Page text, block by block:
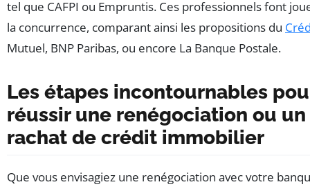
tel que CAFPI ou Empruntis. Ces professionnels font
la concurrence, comparant ainsi les propositions du
Mutuel, BNP Paribas, ou encore La Banque Postale.
Les étapes incontournables
réussir une renégociation ou un
rachat de crédit immobilier
Que vous envisagiez une renégociation avec votre